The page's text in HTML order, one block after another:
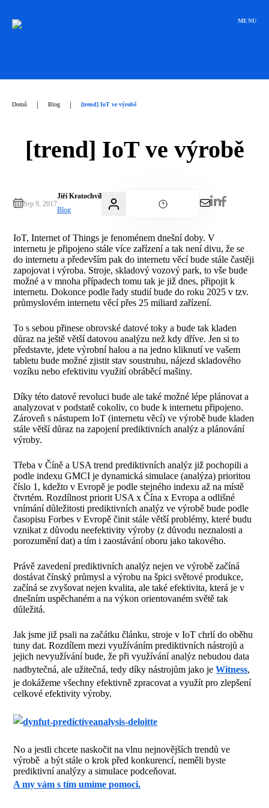
MENU
Domů | Blog | [trend] IoT ve výrobě
[trend] IoT ve výrobě
Srp 9, 2017
Jiří Kratochvíl
Blog
IoT, Internet of Things je fenoménem dnešní doby. V
internetu je připojeno stále více zařízení a tak není divu, že se
do internetu a především pak do internetu věcí bude stále častěji
zapojovat i výroba. Stroje, skladový vozový park, to vše bude
možné a v mnoha případech tomu tak je již dnes, připojit k
internetu. Dokonce podle řady studií bude do roku 2025 v tzv.
průmyslovém internetu věcí přes 25 miliard zařízení.
To s sebou přinese obrovské datové toky a bude tak kladen
důraz na ještě větší datovou analýzu než kdy dříve. Jen si to
představte, jdete výrobní halou a na jedno kliknutí ve vašem
tabletu bude možné zjistit stav soustruhu, nájezd skladového
vozíku nebo efektivitu využití obráběcí mašiny.
Díky této datové revoluci bude ale také možné lépe plánovat a
analyzovat v podstatě cokoliv, co bude k internetu připojeno.
Zároveň s nástupem IoT (internetu věcí) ve výrobě bude kladen
stále větší důraz na zapojení prediktivních analýz a plánování
výroby.
Třeba v Číně a USA trend prediktivních analýz již pochopili a
podle indexu GMCI je dynamická simulace (analýza) prioritou
číslo 1, kdežto v Evropě je podle stejného indexu až na místě
čtvrtém. Rozdílnost priorit USA x Čína x Evropa a odlišné
vnímání důležitosti prediktivních analýz ve výrobě bude podle
časopisu Forbes v Evropě činit stále větší problémy, které budu
vznikat z důvodu neefektivity výroby (z důvodu neznalosti a
porozumění dat) a tím i zaostávání oboru jako takového.
Právě zavedení prediktivních analýz nejen ve výrobě začíná
dostávat čínský průmysl a výrobu na špici světové produkce,
začíná se zvyšovat nejen kvalita, ale také efektivita, která je v
dnešním uspěchaném a na výkon orientovaném světě tak
důležitá.
Jak jsme již psali na začátku článku, stroje v IoT chrlí do oběhu
tuny dat. Rozdílem mezi využíváním prediktivních nástrojů a
jejich nevyužívání bude, že při využívání analýz nebudou data
nadbytečná, ale užitečná, tedy díky nástrojům jako jeWitness,
je dokážeme všechny efektivně zpracovat a využít pro zlepšení
celkové efektivity výroby.
No a jestli chcete naskočit na vlnu nejnovějších trendů ve
výrobě a být stále o krok před konkurencí, neměli byste
prediktivní analýzy a simulace podceňovat.
A my vám s tím umíme pomoci.